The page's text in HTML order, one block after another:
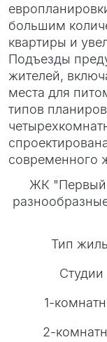
большим
квартиры и
Подъезды
жителей,
места для
типов
современного
ЖК "Первый
Тип
Студии
1-
2-